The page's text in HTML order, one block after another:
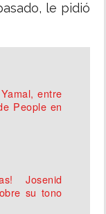
le pidió
entre
People en
Josenid
su tono